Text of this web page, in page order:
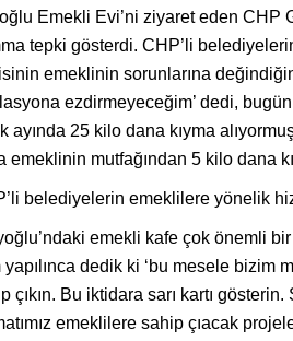
Emekli Evi’ni ziyaret eden CHP
tepki gösterdi. CHP’li
emeklinin sorunlarına
ezdirmeyeceğim’ dedi,
ayında 25 kilo dana kıyma
emeklinin mutfağından 5 kilo dana
belediyelerin emeklilere yönelik
emekli kafe çok önemli
yapılınca dedik ki ‘bu mesele bizim
çıkın. Bu iktidara sarı kartı
emeklilere sahip çıacak